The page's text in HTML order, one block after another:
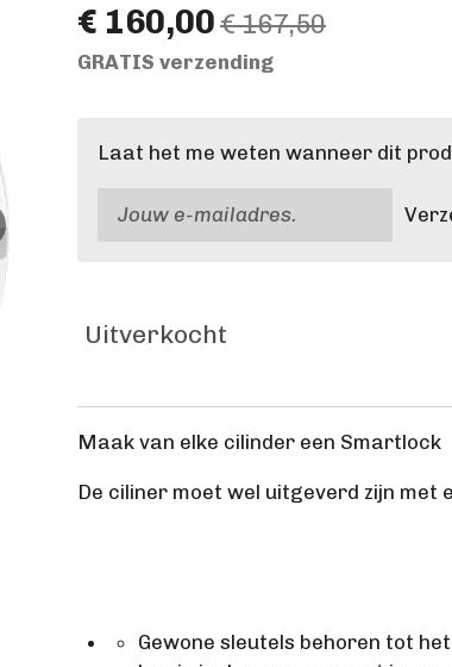
€ 160,00€ 167,50
GRATIS verzending
Laat het me weten wanneer dit
Uitverkocht
Maak van elke cilinder een Smartlock
De ciliner moet wel uitgeverd zijn met
Gewone sleutels behoren tot